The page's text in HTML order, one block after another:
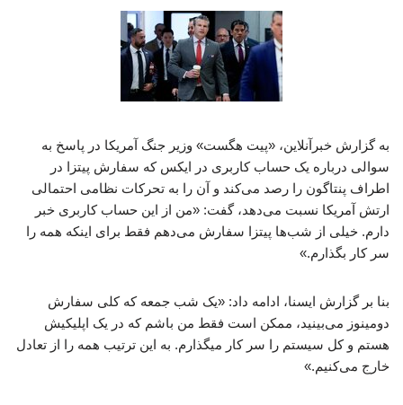
به گزارش خبرآنلاین، «پیت هگست» وزیر جنگ آمریکا در پاسخ به
سوالی درباره یک حساب کاربری در ایکس که سفارش پیتزا در
اطراف پنتاگون را رصد می‌کند و آن را به تحرکات نظامی احتمالی
ارتش آمریکا نسبت می‌دهد، گفت: «من از این حساب کاربری خبر
دارم. خیلی از شب‌ها پیتزا سفارش می‌دهم فقط برای اینکه همه را
سر کار بگذارم.»
بنا بر گزارش ایسنا، ادامه داد: «یک شب جمعه که کلی سفارش
دومینوز می‌بینید، ممکن است فقط من باشم که در یک اپلیکیش
هستم و کل سیستم را سر کار میگذارم. به این ترتیب همه را از تعادل
خارج می‌کنیم.»